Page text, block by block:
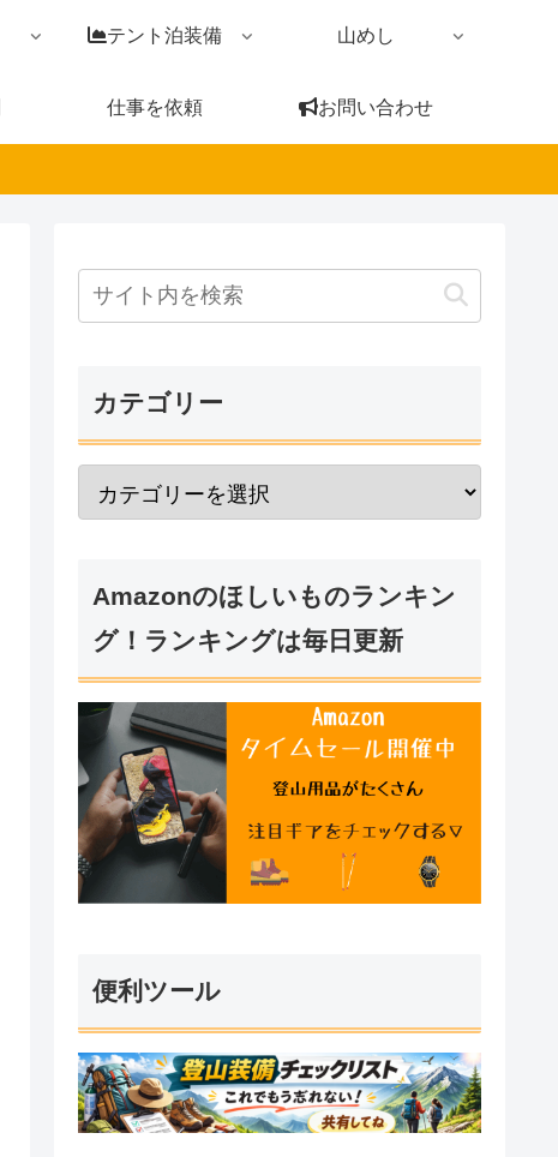
テント泊装備 山めし
仕事を依頼 お問い合わせ
カテゴリー
Amazonのほしいものランキン
グ！ランキングは毎日更新
便利ツール